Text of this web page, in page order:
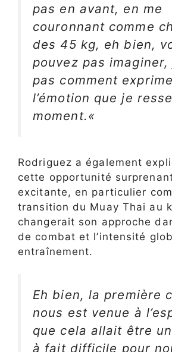
pas en avant, en me
couronnant comme
des 45 kg, eh bien,
pouvez pas
pas comment
l’émotion que je
moment.«
Rodriguez a également
cette opportunité
excitante, en particulier
transition du Muay Thai au
changerait son approche
de combat et l’intensité
entraînement.
Eh bien, la première
nous est venue à
que cela allait être
à fait difficile pour